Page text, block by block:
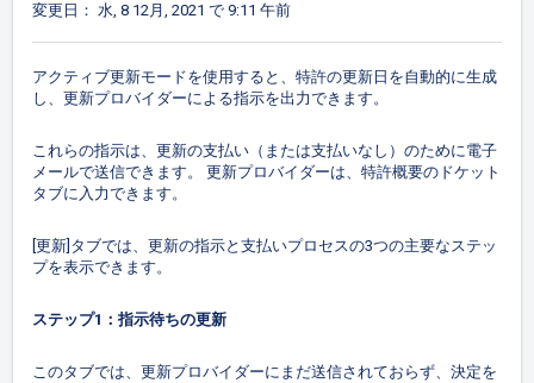
変更日： 水, 8 12月, 2021 で 9:11 午前
アクティブ更新モードを使用すると、特許の更新日を自動的に生成
し、更新プロバイダーによる指示を出力できます。
これらの指示は、更新の支払い（または支払いなし）のために電子
メールで送信できます。 更新プロバイダーは、特許概要のドケット
タブに入力できます。
[更新]タブでは、更新の指示と支払いプロセスの3つの主要なステッ
プを表示できます。
ステップ1：指示待ちの更新
このタブでは、更新プロバイダーにまだ送信されておらず、決定を